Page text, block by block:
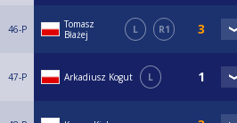
46-P
Tomasz
Błażej
L R1
47-P Arkadiusz Kogut L